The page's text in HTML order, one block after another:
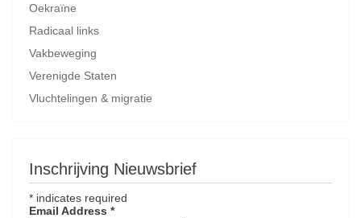
Oekraïne
Radicaal links
Vakbeweging
Verenigde Staten
Vluchtelingen & migratie
Inschrijving Nieuwsbrief
* indicates required
Email Address *